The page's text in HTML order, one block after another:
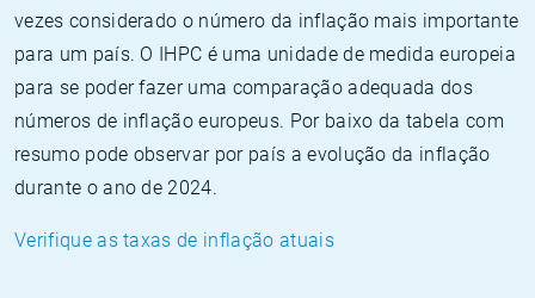
vezes considerado o número da inflação mais importante
para um país. O IHPC é uma unidade de medida europeia
para se poder fazer uma comparação adequada dos
números de inflação europeus. Por baixo da tabela com
resumo pode observar por país a evolução da inflação
durante o ano de 2024.
Verifique as taxas de inflação atuais